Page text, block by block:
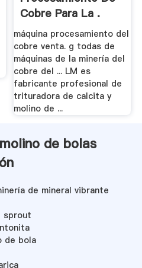
Cobre Para La .
máquina procesamiento del
cobre venta. g todas de
máquinas de la minería del
cobre del ... LM es
fabricante profesional de
trituradora de calcita y
molino de ...
de bolas
de mineral vibrante
sprout
de bola